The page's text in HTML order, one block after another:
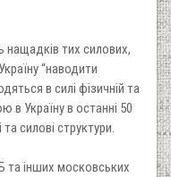
нащадків тих силових,
“наводити
в силі фізичній та
в Україну в останні 50
та силові структури.
та інших московських